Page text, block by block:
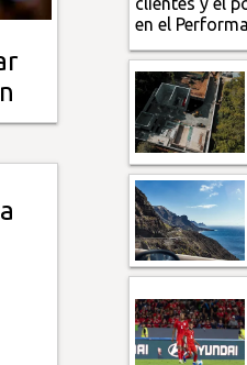
en el